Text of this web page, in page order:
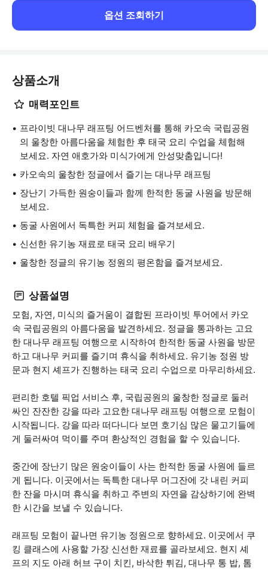
옵션 조회하기
상품소개
매력포인트
프라이빗 대나무 래프팅 어드벤처를 통해 카오속 국립공원
의 울창한 아름다움을 체험한 후 태국 요리 수업을 체험해
보세요. 자연 애호가와 미식가에게 안성맞춤입니다!
카오속의 울창한 정글에서 즐기는 대나무 래프팅
장난기 가득한 원숭이들과 함께 한적한 동굴 사원을 방문해
보세요.
동굴 사원에서 독특한 커피 체험을 즐겨보세요.
신선한 유기농 재료로 태국 요리 배우기
울창한 정글의 유기농 정원의 평온함을 즐겨보세요.
상품설명
모험, 자연, 미식의 즐거움이 결합된 프라이빗 투어에서 카오
속 국립공원의 아름다움을 발견하세요. 정글을 통과하는 고요
한 대나무 래프팅 여행으로 시작하여 한적한 동굴 사원을 방문
하고 대나무 커피를 즐기며 휴식을 취하세요. 유기농 정원 방
문과 현지 셰프가 진행하는 태국 요리 수업으로 마무리하세요.
편리한 호텔 픽업 서비스 후, 국립공원의 울창한 정글로 둘러
싸인 잔잔한 강을 따라 고요한 대나무 래프팅 여행으로 모험이
시작됩니다. 강을 따라 떠다니다 보면 호기심 많은 물고기들에
게 둘러싸여 먹이를 주며 환상적인 경험을 할 수 있습니다.
중간에 장난기 많은 원숭이들이 사는 한적한 동굴 사원에 들르
게 됩니다. 이곳에서는 독특한 대나무 머그잔에 갓 내린 커피
한 잔을 마시며 휴식을 취하고 주변의 자연을 감상하기에 완벽
한 시간을 보낼 수 있습니다.
래프팅 모험이 끝나면 유기농 정원으로 향하세요. 이곳에서 쿠
킹 클래스에 사용할 가장 신선한 재료를 골라보세요. 현지 셰
프의 지도 아래 허브 구이 치킨, 바삭한 튀김, 대나무 통 밥, 톰